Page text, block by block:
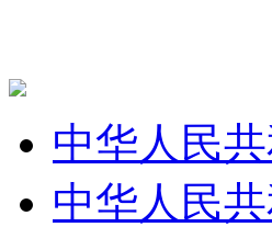
中华人民
中华人民